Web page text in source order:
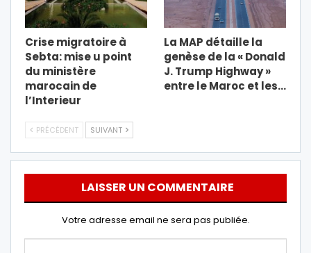
Crise migratoire à
Sebta: mise u point
du ministère
marocain de
l’Interieur
La MAP détaille la
genèse de la « Donald
J. Trump Highway »
entre le Maroc et les…
PRÉCÉDENT SUIVANT
LAISSER UN COMMENTAIRE
Votre adresse email ne sera pas publiée.